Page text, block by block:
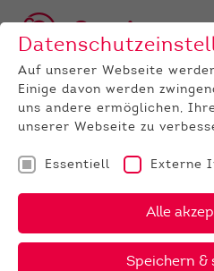
BULLEN
Auf unserer Webseite
Einige davon werden
uns andere ermöglichen,
unserer Webseite zu
Essentiell Externe
Alle
Speichern &